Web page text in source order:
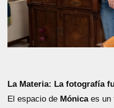
La Materia: La fotografía
El espacio de Mónicaes un